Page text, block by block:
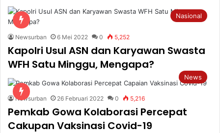
Nasional
Newsurban 6 Mei 2022 0 5,252
Kapolri Usul ASN dan Karyawan Swasta
WFH Satu Minggu, Mengapa?
News
Newsurban 26 Februari 2022 0 5,216
Pemkab Gowa Kolaborasi Percepat
Cakupan Vaksinasi Covid-19